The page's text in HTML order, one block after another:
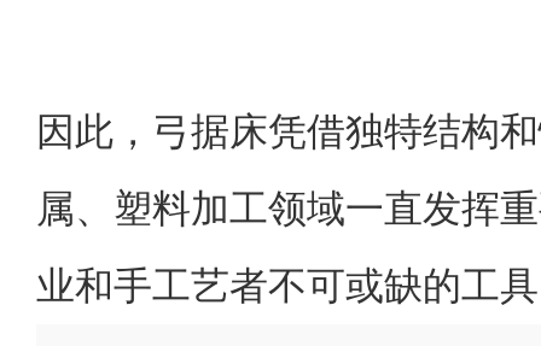
因此，弓据床凭借独特结构
属、塑料加工领域一直发挥
业和手工艺者不可或缺的工